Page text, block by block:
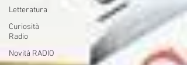
Letteratura
Curiosità
Radio
Novità RADIO